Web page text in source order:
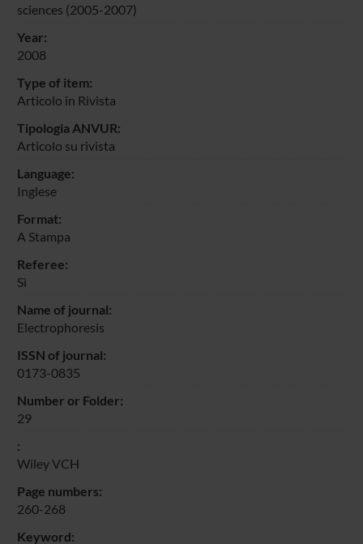
sciences (2005-2007)
Year:
2008
Type of item:
Articolo in Rivista
Tipologia ANVUR:
Articolo su rivista
Language:
Inglese
Format:
A Stampa
Referee:
Sì
Name of journal:
Electrophoresis
ISSN of journal:
0173-0835
Number or Folder:
29
:
Wiley VCH
Page numbers:
260-268
Keyword: